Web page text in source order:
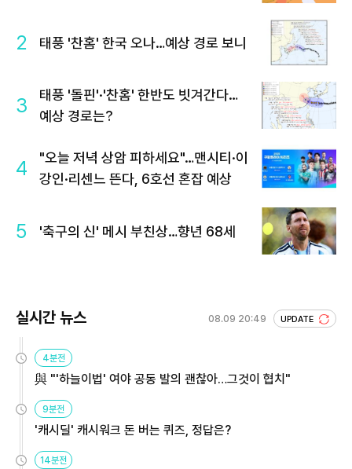
2 태풍 '찬홈' 한국 오나…예상 경로 보니
3
태풍 '돌핀'·'찬홈' 한반도 빗겨간다…
예상 경로는?
4
"오늘 저녁 상암 피하세요"…맨시티·이
강인·리센느 뜬다, 6호선 혼잡 예상
5 '축구의 신' 메시 부친상…향년 68세
실시간 뉴스 08.09 20:49 UPDATE
4분전
與 "'하늘이법' 여야 공동 발의 괜찮아…그것이 협치"
9분전
'캐시딜' 캐시워크 돈 버는 퀴즈, 정답은?
14분전